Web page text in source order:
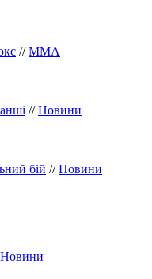
//ММА
//Новини
бій //Новини
Новини